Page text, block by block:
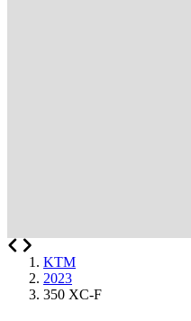
KTM
2023
350 XC-F